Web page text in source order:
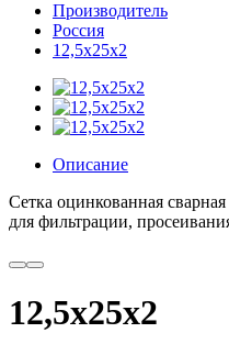
Производитель
Россия
12,5x25x2
Описание
Сетка оцинкованная сварная
для фильтрации,
12,5x25x2